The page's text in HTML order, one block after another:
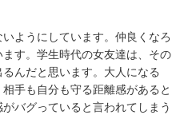
ようにしています。仲良くなろ
す。学生時代の女友達は、その
んだと思います。大人になる
手も自分も守る距離感があると
バグっていると言われてしまう